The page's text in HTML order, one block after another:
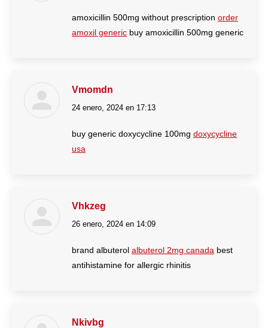
amoxicillin 500mg without prescription order
amoxil generic buy amoxicillin 500mg generic
Vmomdn
dice:
24 enero, 2024 en 17:13
buy generic doxycycline 100mg doxycycline
usa
Vhkzeg
dice:
26 enero, 2024 en 14:09
brand albuterol albuterol 2mg canada best
antihistamine for allergic rhinitis
Nkivbg